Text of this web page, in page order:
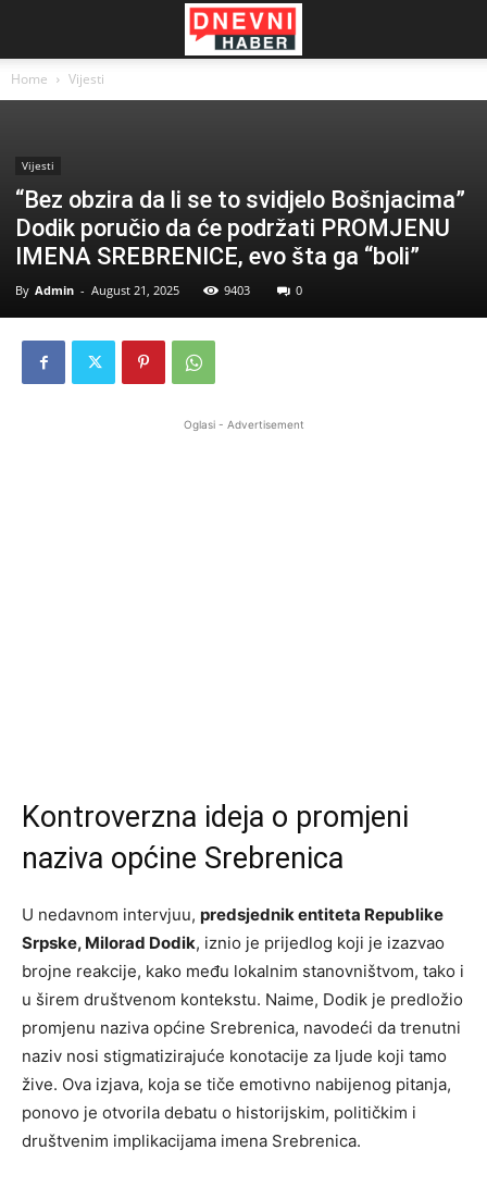
Home Vijesti
Vijesti
“Bez obzira da li se to svidjelo Bošnjacima”
Dodik poručio da će podržati PROMJENU
IMENA SREBRENICE, evo šta ga “boli”
By Admin - August 21, 2025 9403 0
Oglasi - Advertisement
Kontroverzna ideja o promjeni
naziva općine Srebrenica
U nedavnom intervjuu, predsjednik entiteta Republike
Srpske, Milorad Dodik, iznio je prijedlog koji je izazvao
brojne reakcije, kako među lokalnim stanovništvom, tako i
u širem društvenom kontekstu. Naime, Dodik je predložio
promjenu naziva općine Srebrenica, navodeći da trenutni
naziv nosi stigmatizirajuće konotacije za ljude koji tamo
žive. Ova izjava, koja se tiče emotivno nabijenog pitanja,
ponovo je otvorila debatu o historijskim, političkim i
društvenim implikacijama imena Srebrenica.